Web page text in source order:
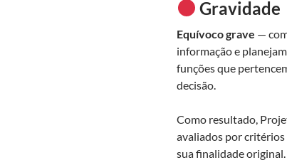
Gravidade
Equívoco grave —
informação e
funções que
decisão.
Como resultado,
avaliados por critérios
sua finalidade original.